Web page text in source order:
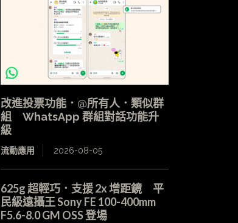
改進投票功能．@所有人．類似群
組 WhatsApp 群組對話功能升
級
流動應用 2026-08-05
625g 超輕巧．支援 2x 增距鏡 平
民級遠攝王 Sony FE 100-400mm
F5.6-8.0 GM OSS 登場